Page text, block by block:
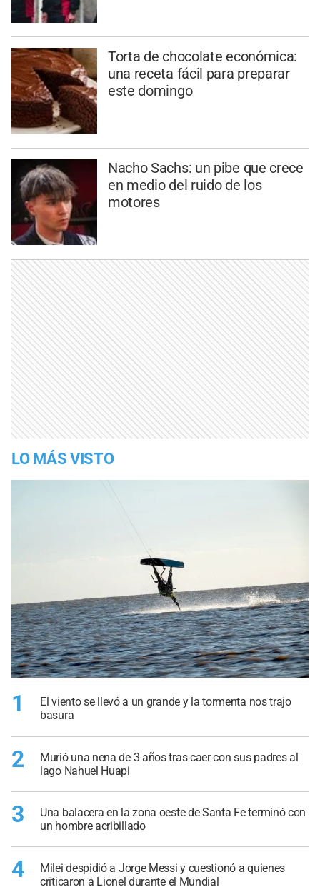
Torta de chocolate económica:
una receta fácil para preparar
este domingo
Nacho Sachs: un pibe que crece
en medio del ruido de los
motores
LO MÁS VISTO
1
El viento se llevó a un grande y la tormenta nos trajo
basura
2
Murió una nena de 3 años tras caer con sus padres al
lago Nahuel Huapi
3
Una balacera en la zona oeste de Santa Fe terminó con
un hombre acribillado
4
Milei despidió a Jorge Messi y cuestionó a quienes
criticaron a Lionel durante el Mundial